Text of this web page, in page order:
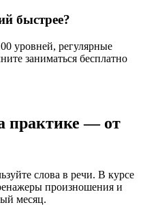
быстрее?
уровней, регулярные
заниматься бесплатно
практике — от
слова в речи. В курсе
произношения и
месяц.